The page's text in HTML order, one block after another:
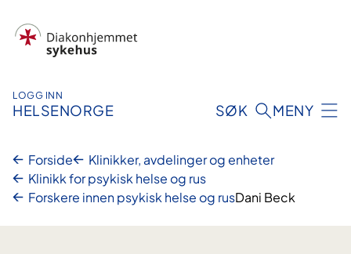
innhold
LOGG INN
HELSENORGE SØK MENY
Forside
Klinikker, avdelinger og enheter
Klinikk for psykisk helse og rus
Forskere innen psykisk helse og rusDani Beck